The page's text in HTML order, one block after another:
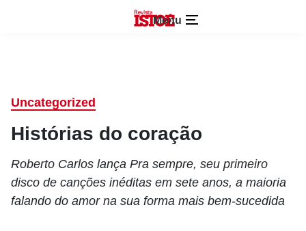
Menu
Uncategorized
Histórias do coração
Roberto Carlos lança Pra sempre, seu primeiro
disco de canções inéditas em sete anos, a maioria
falando do amor na sua forma mais bem-sucedida